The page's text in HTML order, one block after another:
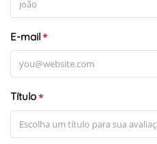
E-mail*
Título*